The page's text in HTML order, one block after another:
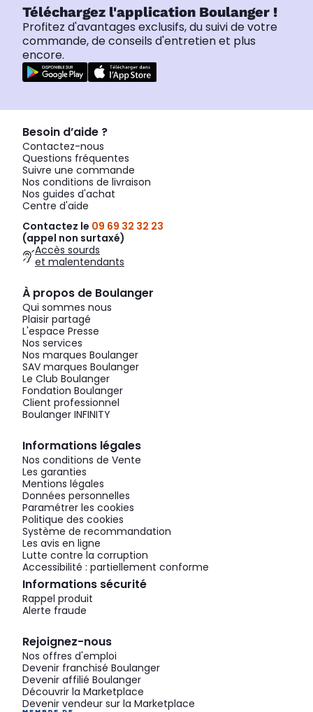
Téléchargez l'application Boulanger !
Profitez d'avantages exclusifs, du suivi de votre
commande, de conseils d'entretien et plus
encore.
Besoin d’aide ?
Contactez-nous
Questions fréquentes
Suivre une commande
Nos conditions de livraison
Nos guides d'achat
Centre d'aide
Contactez le 09 69 32 32 23
(appel non surtaxé)
Accès sourds
et malentendants
À propos de Boulanger
Qui sommes nous
Plaisir partagé
L'espace Presse
Nos services
Nos marques Boulanger
SAV marques Boulanger
Le Club Boulanger
Fondation Boulanger
Client professionnel
Boulanger INFINITY
Informations légales
Nos conditions de Vente
Les garanties
Mentions légales
Données personnelles
Paramétrer les cookies
Politique des cookies
Système de recommandation
Les avis en ligne
Lutte contre la corruption
Accessibilité : partiellement conforme
Informations sécurité
Rappel produit
Alerte fraude
Rejoignez-nous
Nos offres d'emploi
Devenir franchisé Boulanger
Devenir affilié Boulanger
Découvrir la Marketplace
Devenir vendeur sur la Marketplace